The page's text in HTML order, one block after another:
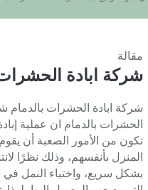
مقالة
شركة ابادة
شركة ابادة الحشرات بالدمام
الحشرات بالدمام ان عملية
تكون من الأمور الصعبة أن يقوم
المنزل بأنفسهم، وذلك نظرًا
بشكل سريع، واختباء النمل